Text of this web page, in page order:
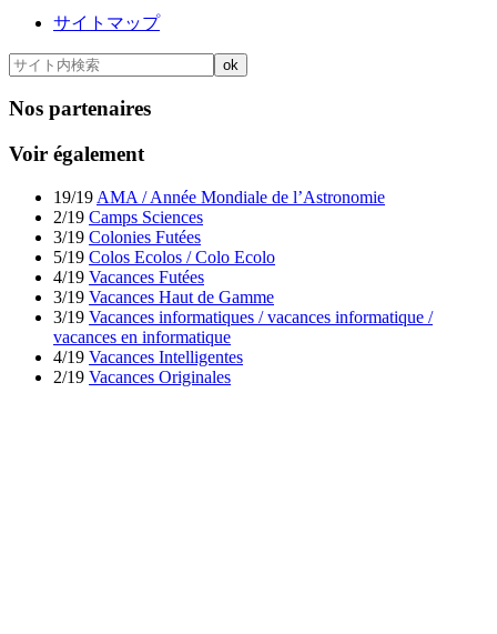
サイトマップ
Nos partenaires
Voir également
19/19 AMA / Année Mondiale de l’Astronomie
2/19 Camps Sciences
3/19 Colonies Futées
5/19 Colos Ecolos / Colo Ecolo
4/19 Vacances Futées
3/19 Vacances Haut de Gamme
3/19 Vacances informatiques / vacances informatique /
vacances en informatique
4/19 Vacances Intelligentes
2/19 Vacances Originales